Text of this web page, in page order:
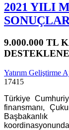
2021 YILI
9.000.000 TL
Yatırım Geliştirme
17415
Türkiye
finansmanı,
Başbakanlık